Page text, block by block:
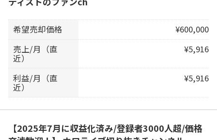
希望売却価格
¥600,000
売上/月（直
近）
¥5,916
利益/月（直
近）
¥5,916
【2025年7月に収益化済み/登録者3000人超/価格